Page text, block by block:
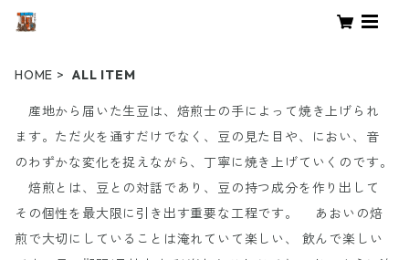
HOME ALL ITEM
産地から届いた生豆は、焙煎士の手によって焼き上げられ
ます。ただ火を通すだけでなく、豆の見た目や、におい、音
のわずかな変化を捉えながら、丁寧に焼き上げていくのです。
焙煎とは、豆との対話であり、豆の持つ成分を作り出して
その個性を最大限に引き出す重要な工程です。 あおいの焙
煎で大切にしていることは淹れていて楽しい、 飲んで楽しい